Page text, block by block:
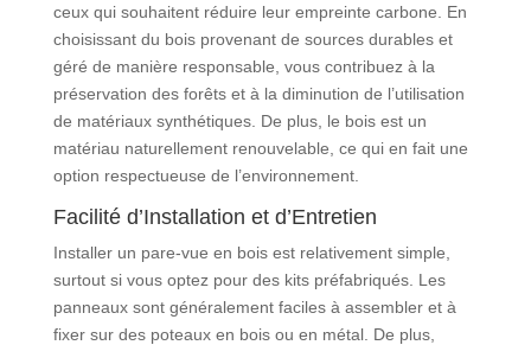
ceux qui souhaitent réduire leur empreinte carbone. En
choisissant du bois provenant de sources durables et
géré de manière responsable, vous contribuez à la
préservation des forêts et à la diminution de l’utilisation
de matériaux synthétiques. De plus, le bois est un
matériau naturellement renouvelable, ce qui en fait une
option respectueuse de l’environnement.
Facilité d’Installation et d’Entretien
Installer un pare-vue en bois est relativement simple,
surtout si vous optez pour des kits préfabriqués. Les
panneaux sont généralement faciles à assembler et à
fixer sur des poteaux en bois ou en métal. De plus,